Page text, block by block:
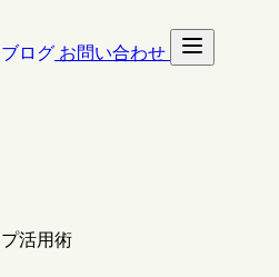
ブログ お問い合わせ
活用術